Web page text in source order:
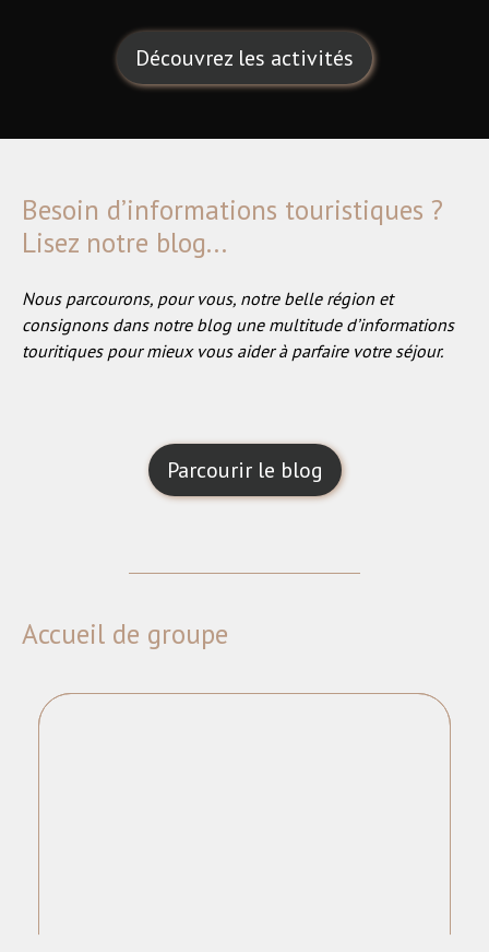
Découvrez les activités
Besoin d’informations touristiques ?
Lisez notre blog...
Nous parcourons, pour vous, notre belle région et
consignons dans notre blog une multitude d’informations
touritiques pour mieux vous aider à parfaire votre séjour.
Parcourir le blog
Accueil de groupe